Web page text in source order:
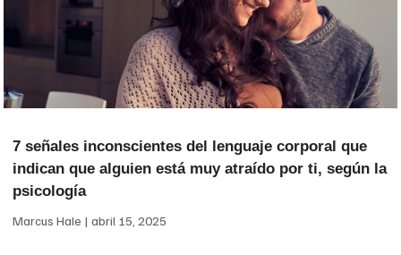
7 señales inconscientes del lenguaje corporal que
indican que alguien está muy atraído por ti, según la
psicología
Marcus Hale abril 15, 2025